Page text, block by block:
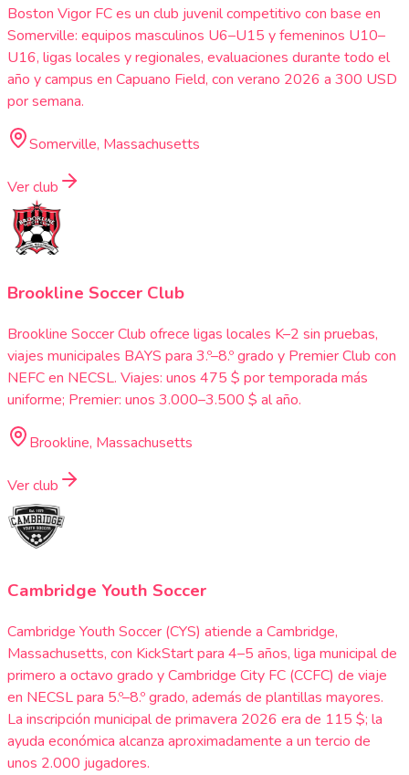
Boston Vigor FC es un club juvenil competitivo con base en
Somerville: equipos masculinos U6–U15 y femeninos U10–
U16, ligas locales y regionales, evaluaciones durante todo el
año y campus en Capuano Field, con verano 2026 a 300 USD
por semana.
Somerville, Massachusetts
Ver club
Brookline Soccer Club
Brookline Soccer Club ofrece ligas locales K–2 sin pruebas,
viajes municipales BAYS para 3.º–8.º grado y Premier Club con
NEFC en NECSL. Viajes: unos 475 $ por temporada más
uniforme; Premier: unos 3.000–3.500 $ al año.
Brookline, Massachusetts
Ver club
Cambridge Youth Soccer
Cambridge Youth Soccer (CYS) atiende a Cambridge,
Massachusetts, con KickStart para 4–5 años, liga municipal de
primero a octavo grado y Cambridge City FC (CCFC) de viaje
en NECSL para 5.º–8.º grado, además de plantillas mayores.
La inscripción municipal de primavera 2026 era de 115 $; la
ayuda económica alcanza aproximadamente a un tercio de
unos 2.000 jugadores.